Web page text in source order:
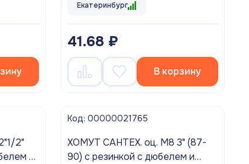
Екатеринбург
41.68 ₽
В корзину
и
Код: 00000021765
ХОМУТ САНТЕХ. оц. М8 3" (87-
90) с резинкой с дюбелем и